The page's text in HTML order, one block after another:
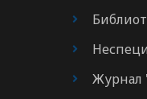
Журнал